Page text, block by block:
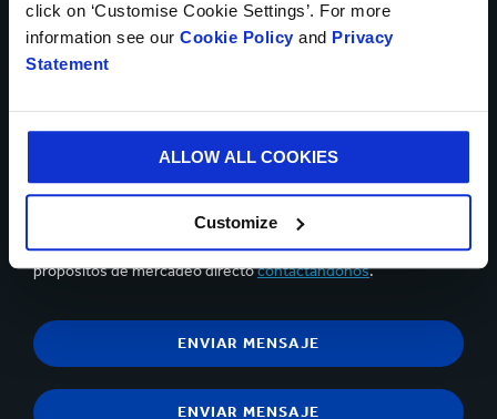
click on ‘Customise Cookie Settings’. For more
information see our Cookie Policy and Privacy
Statement
ALLOW ALL COOKIES
Customize
Se pueden cargar hasta 5 de archivos. Máximo (5 Mb) por
Puedes darte de baja en cualquier momento utilizando el
vínculo que aparece en los correos electrónicos que recibas.
Tiene el derecho de objetar, en cualquier momento, sobre el
procesamiento y tratamiento de sus datos personales para
propósitos de mercadeo directocontactándonos.